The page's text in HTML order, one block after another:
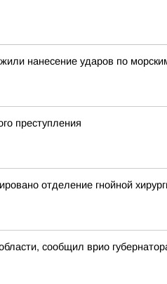
нанесение ударов по
преступления
отделение гнойной
сообщил врио